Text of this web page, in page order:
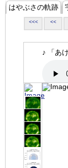
はやぶさの軌跡
<<< <<
♪ 「あ